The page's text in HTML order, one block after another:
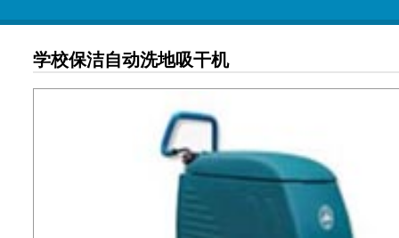
学校保洁自动洗地吸干机